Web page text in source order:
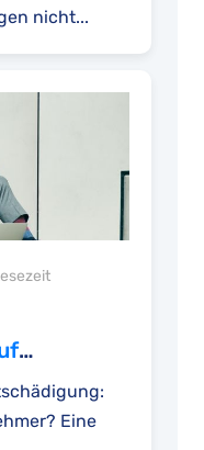
nicht...
Eine